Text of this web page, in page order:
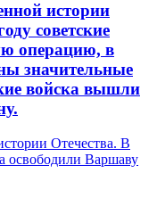
истории
советские
операцию, в
значительные
войска вышли